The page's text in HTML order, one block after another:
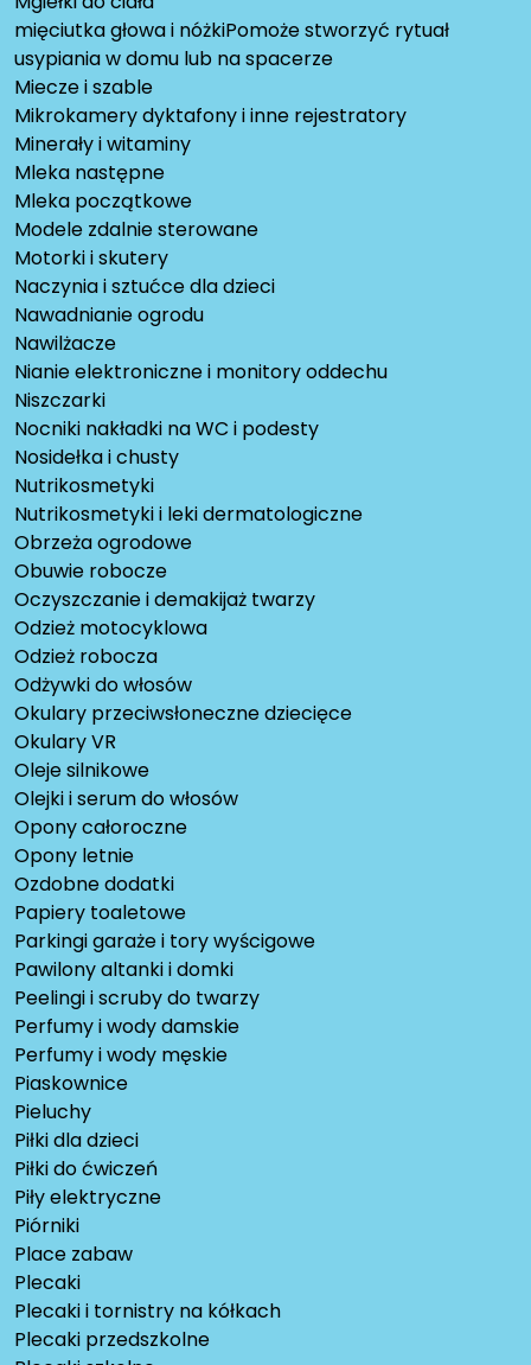
mięciutka głowa i nóżkiPomoże stworzyć rytuał
usypiania w domu lub na spacerze
Miecze i szable
Mikrokamery dyktafony i inne rejestratory
Minerały i witaminy
Mleka następne
Mleka początkowe
Modele zdalnie sterowane
Motorki i skutery
Naczynia i sztućce dla dzieci
Nawadnianie ogrodu
Nawilżacze
Nianie elektroniczne i monitory oddechu
Niszczarki
Nocniki nakładki na WC i podesty
Nosidełka i chusty
Nutrikosmetyki
Nutrikosmetyki i leki dermatologiczne
Obrzeża ogrodowe
Obuwie robocze
Oczyszczanie i demakijaż twarzy
Odzież motocyklowa
Odzież robocza
Odżywki do włosów
Okulary przeciwsłoneczne dziecięce
Okulary VR
Oleje silnikowe
Olejki i serum do włosów
Opony całoroczne
Opony letnie
Ozdobne dodatki
Papiery toaletowe
Parkingi garaże i tory wyścigowe
Pawilony altanki i domki
Peelingi i scruby do twarzy
Perfumy i wody damskie
Perfumy i wody męskie
Piaskownice
Pieluchy
Piłki dla dzieci
Piłki do ćwiczeń
Piły elektryczne
Piórniki
Place zabaw
Plecaki
Plecaki i tornistry na kółkach
Plecaki przedszkolne